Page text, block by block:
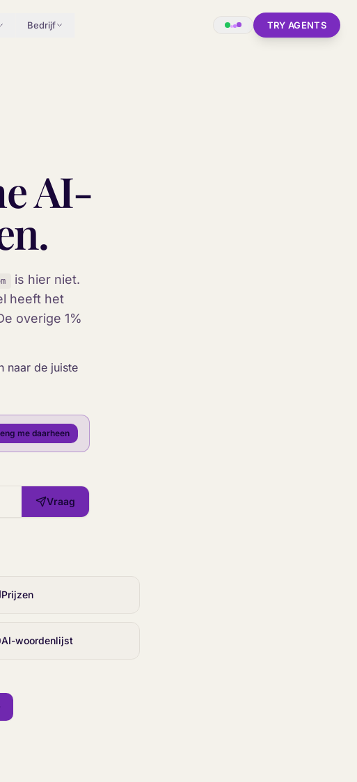
Bedrijf TRY AGENTS
AI-
is hier niet.
heeft het
overige 1%
naar de juiste
me daarheen
Vraag
Prijzen
AI-woordenlijst